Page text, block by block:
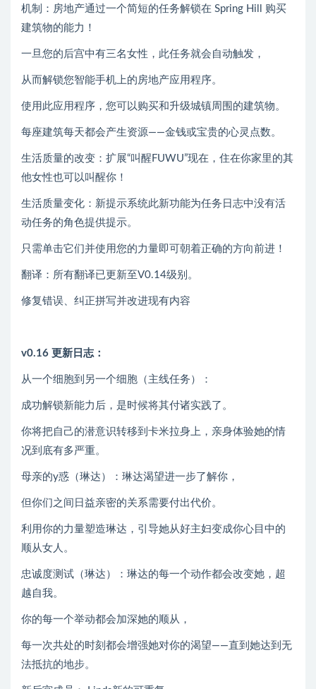
机制：房地产通过一个简短的任务解锁在 Spring Hill 购买
建筑物的能力！
一旦您的后宫中有三名女性，此任务就会自动触发，
从而解锁您智能手机上的房地产应用程序。
使用此应用程序，您可以购买和升级城镇周围的建筑物。
每座建筑每天都会产生资源——金钱或宝贵的心灵点数。
生活质量的改变：扩展“叫醒FUWU”现在，住在你家里的其
他女性也可以叫醒你！
生活质量变化：新提示系统此新功能为任务日志中没有活
动任务的角色提供提示。
只需单击它们并使用您的力量即可朝着正确的方向前进！
翻译：所有翻译已更新至V0.14级别。
修复错误、纠正拼写并改进现有内容
v0.16 更新日志：
从一个细胞到另一个细胞（主线任务）：
成功解锁新能力后，是时候将其付诸实践了。
你将把自己的潜意识转移到卡米拉身上，亲身体验她的情
况到底有多严重。
母亲的y惑（琳达）：琳达渴望进一步了解你，
但你们之间日益亲密的关系需要付出代价。
利用你的力量塑造琳达，引导她从好主妇变成你心目中的
顺从女人。
忠诚度测试（琳达）：琳达的每一个动作都会改变她，超
越自我。
你的每一个举动都会加深她的顺从，
每一次共处的时刻都会增强她对你的渴望——直到她达到无
法抵抗的地步。